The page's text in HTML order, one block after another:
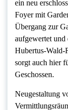
ein neu
Foyer mit
Übergang zur
aufgewertet und
Hubertus-Wald-
sorgt auch hier
Geschossen.
Neugestaltung